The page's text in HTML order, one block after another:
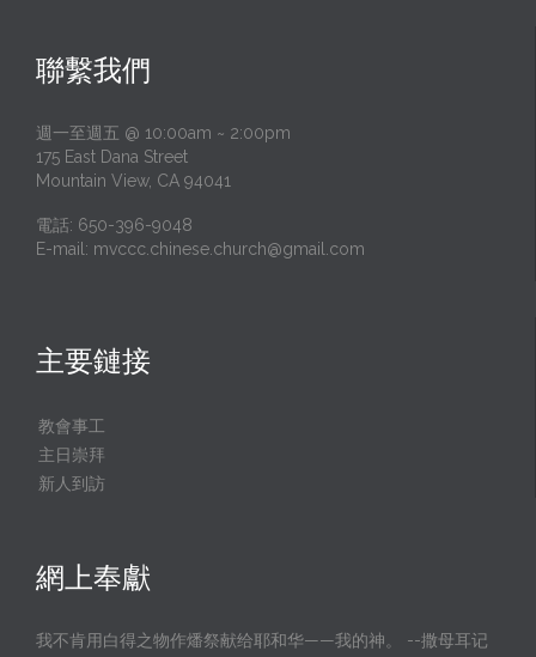
聯繫我們
週一至週五 @ 10:00am ~ 2:00pm
175 East Dana Street
Mountain View, CA 94041
電話: 650-396-9048
E-mail: mvccc.chinese.church@gmail.com
主要鏈接
教會事工
主日崇拜
新人到訪
網上奉獻
我不肯用白得之物作燔祭献给耶和华——我的神。 --撒母耳记